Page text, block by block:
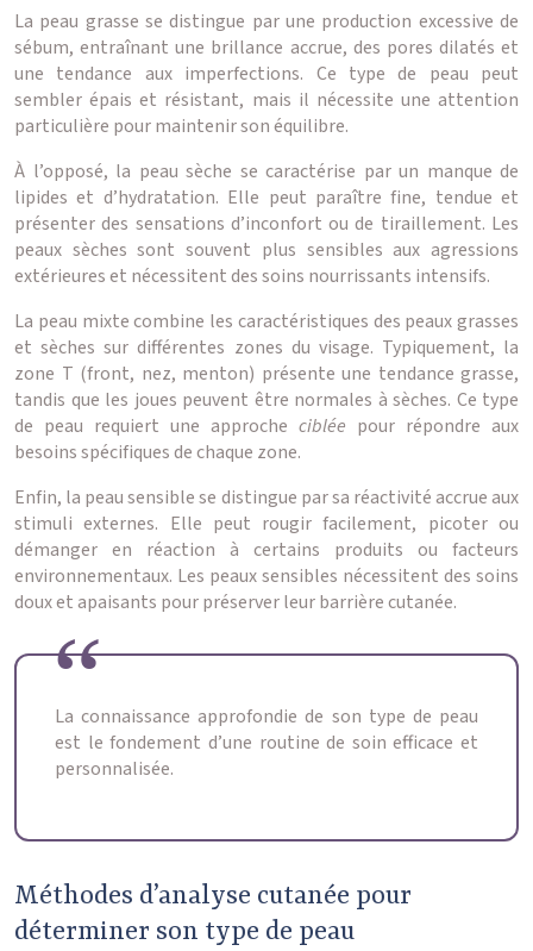
La peau grasse se distingue par une production excessive de
sébum, entraînant une brillance accrue, des pores dilatés et
une tendance aux imperfections. Ce type de peau peut
sembler épais et résistant, mais il nécessite une attention
particulière pour maintenir son équilibre.
À l’opposé, la peau sèche se caractérise par un manque de
lipides et d’hydratation. Elle peut paraître fine, tendue et
présenter des sensations d’inconfort ou de tiraillement. Les
peaux sèches sont souvent plus sensibles aux agressions
extérieures et nécessitent des soins nourrissants intensifs.
La peau mixte combine les caractéristiques des peaux grasses
et sèches sur différentes zones du visage. Typiquement, la
zone T (front, nez, menton) présente une tendance grasse,
tandis que les joues peuvent être normales à sèches. Ce type
de peau requiert une approche ciblée pour répondre aux
besoins spécifiques de chaque zone.
Enfin, la peau sensible se distingue par sa réactivité accrue aux
stimuli externes. Elle peut rougir facilement, picoter ou
démanger en réaction à certains produits ou facteurs
environnementaux. Les peaux sensibles nécessitent des soins
doux et apaisants pour préserver leur barrière cutanée.
La connaissance approfondie de son type de peau
est le fondement d’une routine de soin efficace et
personnalisée.
Méthodes d’analyse cutanée pour
déterminer son type de peau